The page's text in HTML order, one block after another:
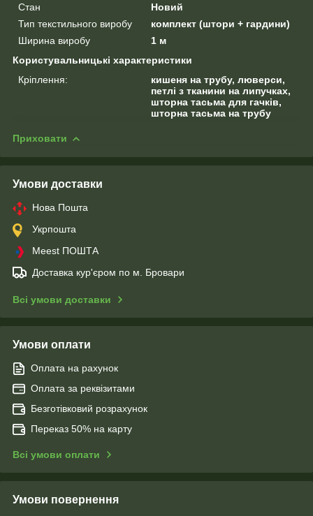
Стан
Новий
Тип текстильного виробу
комплект (штори + гардини)
Ширина виробу
1 м
Користувальницькі характеристики
Кріплення:
кишеня на трубу, люверси,
петлі з тканини на липучках,
шторна тасьма для гачків,
шторна тасьма на трубу
Приховати
Умови доставки
Нова Пошта
Укрпошта
Meest ПОШТА
Доставка кур'єром по м. Бровари
Всі умови доставки
Умови оплати
Оплата на рахунок
Оплата за реквізитами
Безготівковий розрахунок
Переказ 50% на карту
Всі умови оплати
Умови повернення